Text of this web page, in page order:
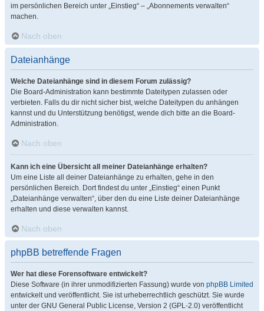
im persönlichen Bereich unter „Einstieg“ – „Abonnements verwalten“
machen.
Nach oben
Dateianhänge
Welche Dateianhänge sind in diesem Forum zulässig?
Die Board-Administration kann bestimmte Dateitypen zulassen oder
verbieten. Falls du dir nicht sicher bist, welche Dateitypen du anhängen
kannst und du Unterstützung benötigst, wende dich bitte an die Board-
Administration.
Nach oben
Kann ich eine Übersicht all meiner Dateianhänge erhalten?
Um eine Liste all deiner Dateianhänge zu erhalten, gehe in den
persönlichen Bereich. Dort findest du unter „Einstieg“ einen Punkt
„Dateianhänge verwalten“, über den du eine Liste deiner Dateianhänge
erhalten und diese verwalten kannst.
Nach oben
phpBB betreffende Fragen
Wer hat diese Forensoftware entwickelt?
Diese Software (in ihrer unmodifizierten Fassung) wurde von phpBB Limited
entwickelt und veröffentlicht. Sie ist urheberrechtlich geschützt. Sie wurde
unter der GNU General Public License, Version 2 (GPL-2.0) veröffentlicht